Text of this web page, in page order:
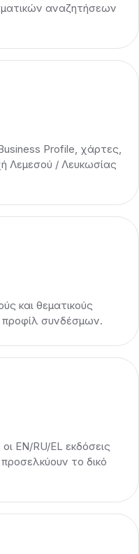
αναζητήσεων
Profile, χάρτες,
Λεμεσού / Λευκωσίας
και θεματικούς
προφίλ συνδέσμων.
EN/RU/EL εκδόσεις
το δικό